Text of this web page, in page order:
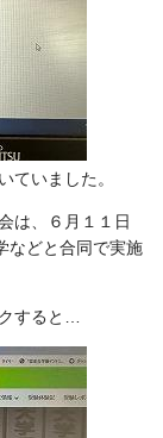
ていました。
は、６月１１日
などと合同で実施
すると…